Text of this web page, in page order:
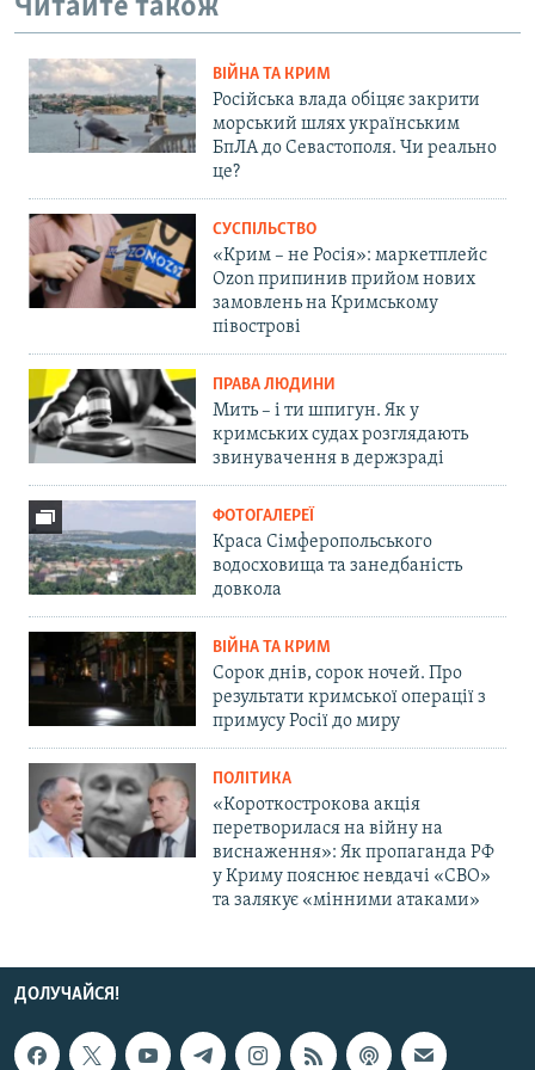
Читайте також
ВІЙНА ТА КРИМ
Російська влада обіцяє закрити
морський шлях українським
БпЛА до Севастополя. Чи реально
це?
СУСПІЛЬСТВО
«Крим – не Росія»: маркетплейс
Ozon припинив прийом нових
замовлень на Кримському
півострові
ПРАВА ЛЮДИНИ
Мить – і ти шпигун. Як у
кримських судах розглядають
звинувачення в держзраді
ФОТОГАЛЕРЕЇ
Краса Сімферопольського
водосховища та занедбаність
довкола
ВІЙНА ТА КРИМ
Сорок днів, сорок ночей. Про
результати кримської операції з
примусу Росії до миру
ПОЛІТИКА
«Короткострокова акція
перетворилася на війну на
виснаження»: Як пропаганда РФ
у Криму пояснює невдачі «СВО»
та залякує «мінними атаками»
ДОЛУЧАЙСЯ!